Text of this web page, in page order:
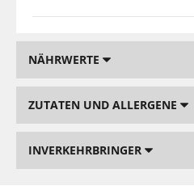
NÄHRWERTE
ZUTATEN UND ALLERGENE
INVERKEHRBRINGER